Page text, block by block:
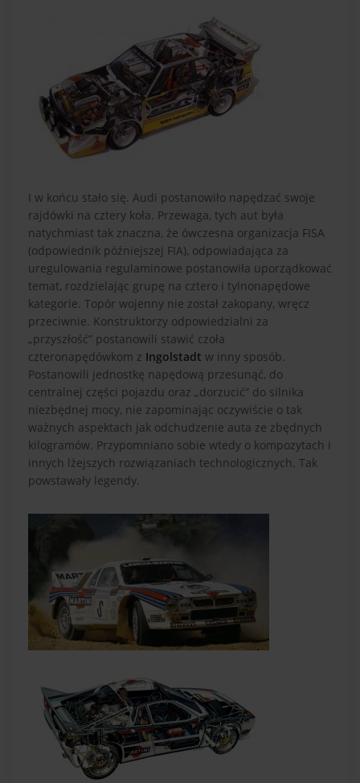
I w końcu stało się. Audi postanowiło napędzać swoje
rajdówki na cztery koła. Przewaga, tych aut była
natychmiast tak znaczna, że ówczesna organizacja FISA
(odpowiednik późniejszej FIA), odpowiadająca za
uregulowania regulaminowe postanowiła uporządkować
temat, rozdzielając grupę na cztero i tylnonapędowe
kategorie. Topór wojenny nie został zakopany, wręcz
przeciwnie. Konstruktorzy odpowiedzialni za
„przyszłość” postanowili stawić czoła
czteronapędówkom z Ingolstadt w inny sposób.
Postanowili jednostkę napędową przesunąć, do
centralnej części pojazdu oraz „dorzucić” do silnika
niezbędnej mocy, nie zapominając oczywiście o tak
ważnych aspektach jak odchudzenie auta ze zbędnych
kilogramów. Przypomniano sobie wtedy o kompozytach i
innych lżejszych rozwiązaniach technologicznych. Tak
powstawały legendy.